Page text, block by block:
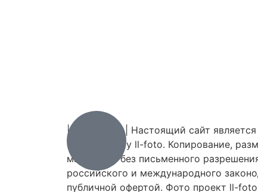
| 2010-2026 | Настоящий сайт
фото проекту ll-foto. Копирование,
материала без письменного
российского и международного
публичной офертой. Фото проект ll-